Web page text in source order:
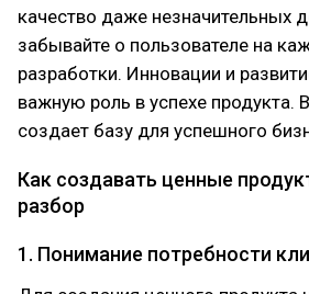
качество даже незначительных
забывайте о пользователе на
разработки. Инновации и
важную роль в успехе продукта.
создает базу для успешного
Как создавать ценные
разбор
1. Понимание потребности